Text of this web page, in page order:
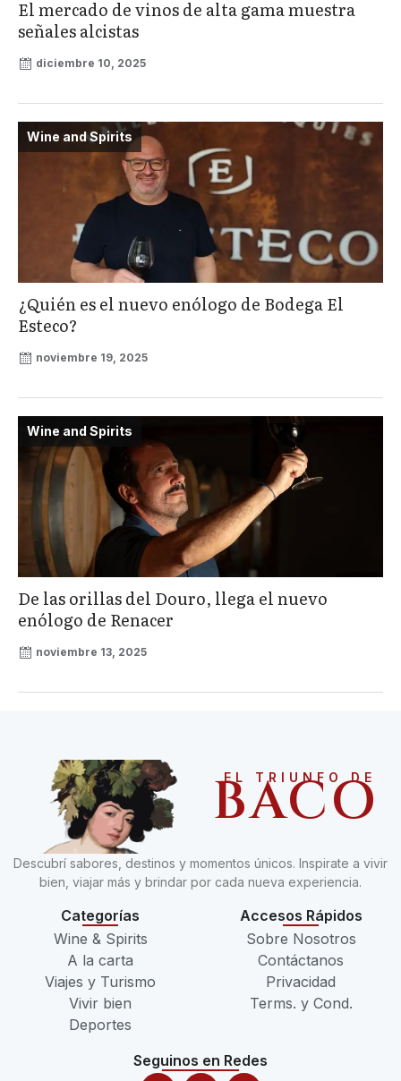
El mercado de vinos de alta gama muestra
señales alcistas
diciembre 10, 2025
Wine and Spirits
¿Quién es el nuevo enólogo de Bodega El
Esteco?
noviembre 19, 2025
Wine and Spirits
De las orillas del Douro, llega el nuevo
enólogo de Renacer
noviembre 13, 2025
EL TRIUNFO DE
BACO
Descubrí sabores, destinos y momentos únicos. Inspirate a vivir
bien, viajar más y brindar por cada nueva experiencia.
Categorías
Wine & Spirits
A la carta
Viajes y Turismo
Vivir bien
Deportes
Accesos Rápidos
Sobre Nosotros
Contáctanos
Privacidad
Terms. y Cond.
Seguinos en Redes